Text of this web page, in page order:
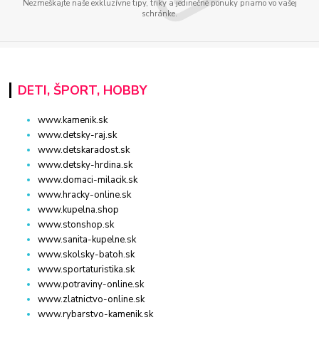
Nezmeškajte naše exkluzívne tipy, triky a jedinečné ponuky priamo vo vašej
schránke.
DETI, ŠPORT, HOBBY
www.kamenik.sk
www.detsky-raj.sk
www.detskaradost.sk
www.detsky-hrdina.sk
www.domaci-milacik.sk
www.hracky-online.sk
www.kupelna.shop
www.stonshop.sk
www.sanita-kupelne.sk
www.skolsky-batoh.sk
www.sportaturistika.sk
www.potraviny-online.sk
www.zlatnictvo-online.sk
www.rybarstvo-kamenik.sk